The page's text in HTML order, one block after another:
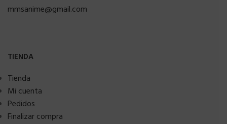
mmsanime@gmail.com
TIENDA
Tienda
Mi cuenta
Pedidos
Finalizar compra